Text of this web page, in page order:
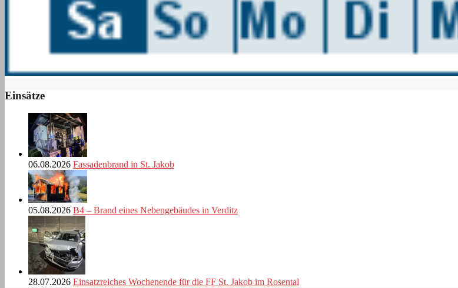
Einsätze
06.08.2026 Fassadenbrand in St. Jakob
05.08.2026 B4 – Brand eines Nebengebäudes in Verditz
28.07.2026 Einsatzreiches Wochenende für die FF St. Jakob im Rosental